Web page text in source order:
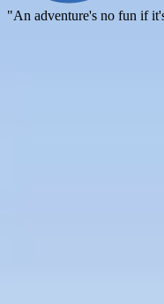
"An adventure's no fun if